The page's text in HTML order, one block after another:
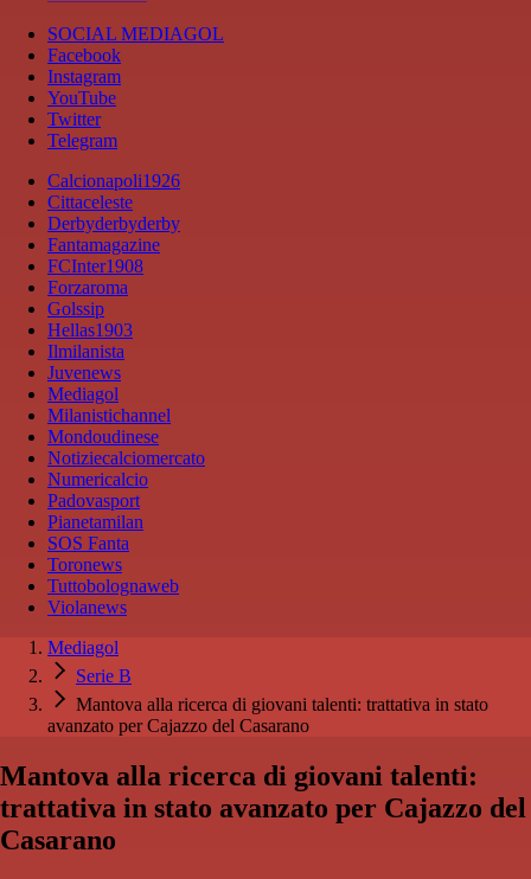
SOCIAL MEDIAGOL
Facebook
Instagram
YouTube
Twitter
Telegram
Calcionapoli1926
Cittaceleste
Derbyderbyderby
Fantamagazine
FCInter1908
Forzaroma
Golssip
Hellas1903
Ilmilanista
Juvenews
Mediagol
Milanistichannel
Mondoudinese
Notiziecalciomercato
Numericalcio
Padovasport
Pianetamilan
SOS Fanta
Toronews
Tuttobolognaweb
Violanews
Mediagol
Serie B
Mantova alla ricerca di giovani talenti: trattativa in stato
avanzato per Cajazzo del Casarano
Mantova alla ricerca di giovani talenti:
trattativa in stato avanzato per Cajazzo del
Casarano